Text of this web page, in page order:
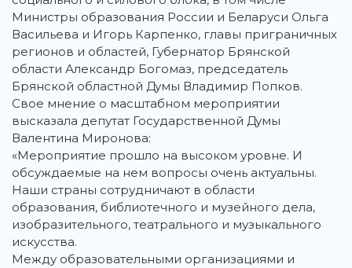
Министры образования России и Беларуси Ольга
Васильева и Игорь Карпенко, главы приграничных
регионов и областей, Губернатор Брянской
области Александр Богомаз, председатель
Брянской областной Думы Владимир Попков.
Свое мнение о масштабном мероприятии
высказала депутат Государственной Думы
Валентина Миронова:
«Мероприятие прошло на высоком уровне. И
обсуждаемые на нем вопросы очень актуальны.
Наши страны сотрудничают в области
образования, библиотечного и музейного дела,
изобразительного, театрального и музыкального
искусства.
Между образовательными организациями и